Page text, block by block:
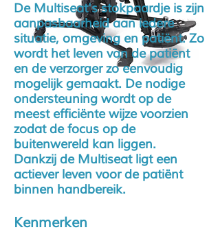
De Multiseat's stokpaardje is zijn
aanpasbaarheid aan iedere
situatie, omgeving en patiënt. Zo
wordt het leven van de patiënt
en de verzorger zo eenvoudig
mogelijk gemaakt. De nodige
ondersteuning wordt op de
meest efficiënte wijze voorzien
zodat de focus op de
buitenwereld kan liggen.
Dankzij de Multiseat ligt een
actiever leven voor de patiënt
binnen handbereik.
Kenmerken